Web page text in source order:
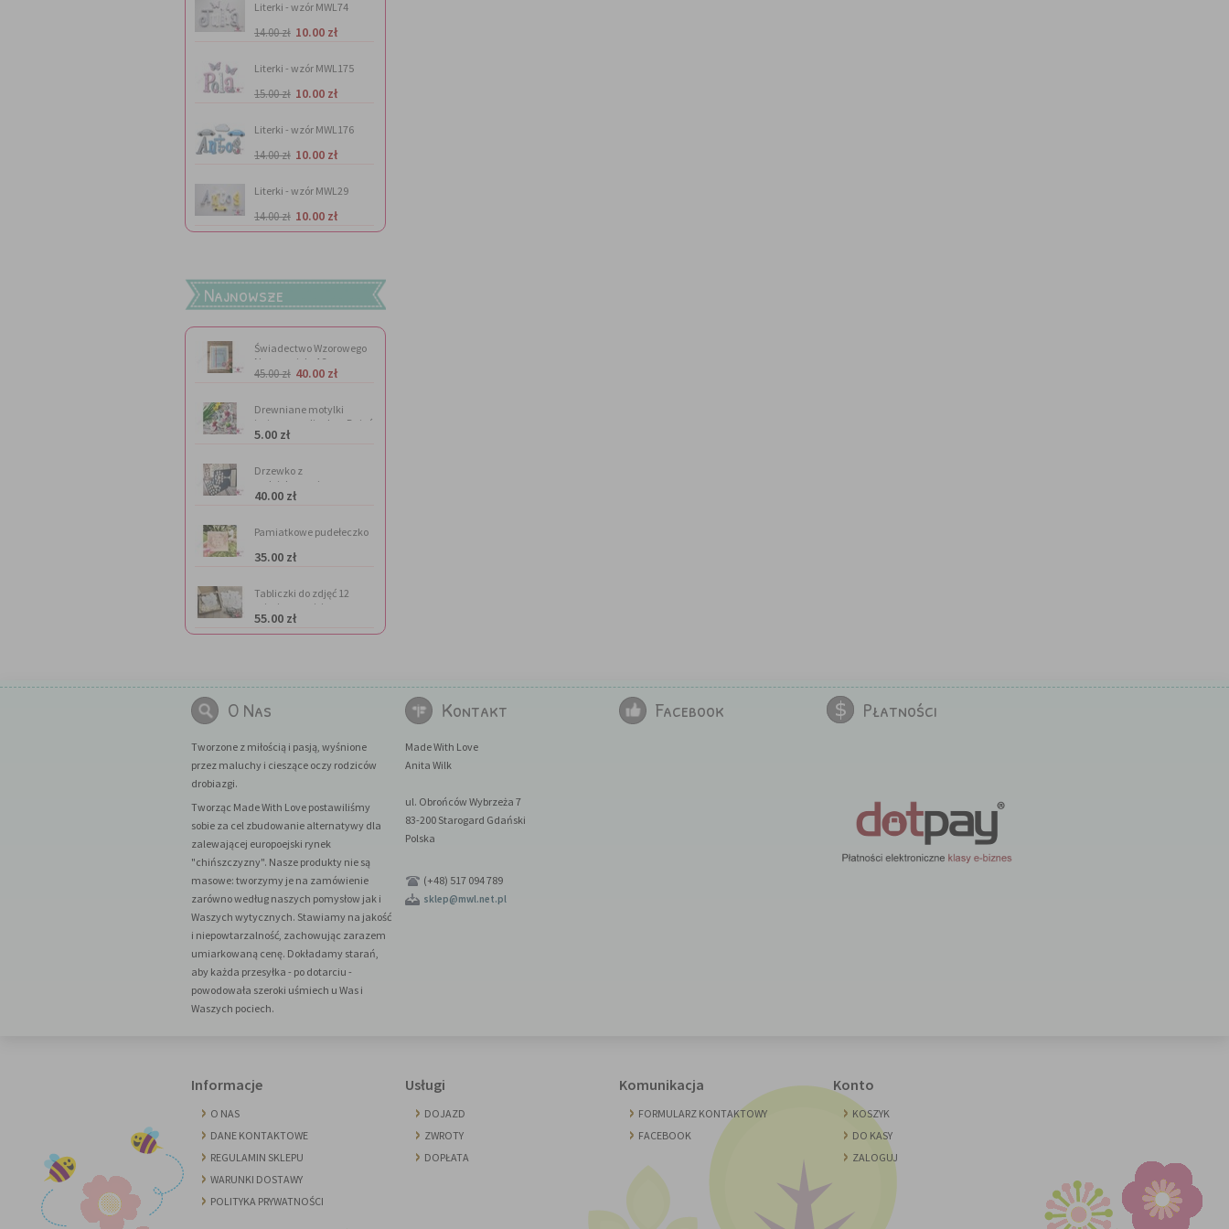
Literki - wzór MWL74
14.00 zł 10.00 zł
Literki - wzór MWL175
15.00 zł 10.00 zł
Literki - wzór MWL176
14.00 zł 10.00 zł
Literki - wzór MWL29
14.00 zł 10.00 zł
Najnowsze
Świadectwo Wzorowego
Nauczyciela A3
45.00 zł 40.00 zł
Drewniane motylki
imienne na lizaka - Dzień
Kobiet
5.00 zł
Drzewko z
podziękowaniem
40.00 zł
Pamiatkowe pudełeczko
pieniądze(personalizacja
35.00 zł
Tabliczki do zdjęć 12
miesięcy - misie
55.00 zł
O Nas
Tworzone z miłością i pasją, wyśnione
przez maluchy i cieszące oczy rodziców
drobiazgi.
Tworząc Made With Love postawiliśmy
sobie za cel zbudowanie alternatywy dla
zalewającej europoejski rynek
"chińszczyzny". Nasze produkty nie są
masowe: tworzymy je na zamówienie
zarówno według naszych pomysłow jak i
Waszych wytycznych. Stawiamy na jakość
i niepowtarzalność, zachowując zarazem
umiarkowaną cenę. Dokładamy starań,
aby każda przesyłka - po dotarciu -
powodowała szeroki uśmiech u Was i
Waszych pociech.
Kontakt
Made With Love
Anita Wilk
ul. Obrońców Wybrzeża 7
83-200 Starogard Gdański
Polska
(+48) 517 094 789
sklep@mwl.net.pl
Facebook Płatności
Informacje
O NAS
DANE KONTAKTOWE
REGULAMIN SKLEPU
WARUNKI DOSTAWY
POLITYKA PRYWATNOŚCI
Usługi
DOJAZD
ZWROTY
DOPŁATA
Komunikacja
FORMULARZ KONTAKTOWY
FACEBOOK
Konto
KOSZYK
DO KASY
ZALOGUJ